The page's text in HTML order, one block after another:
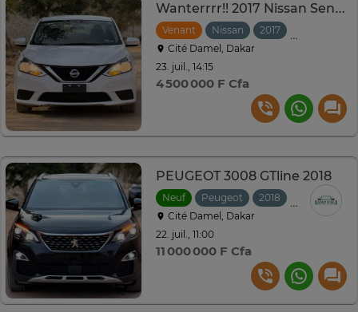
Wanterrrr!! 2017 Nissan Sentra
Venant Nissan 2017
Cité Damel, Dakar
23. juil., 14:15
4 500 000 F Cfa
PEUGEOT 3008 GTline 2018
Neuf Peugeot 2018
Cité Damel, Dakar
22. juil., 11:00
11 000 000 F Cfa